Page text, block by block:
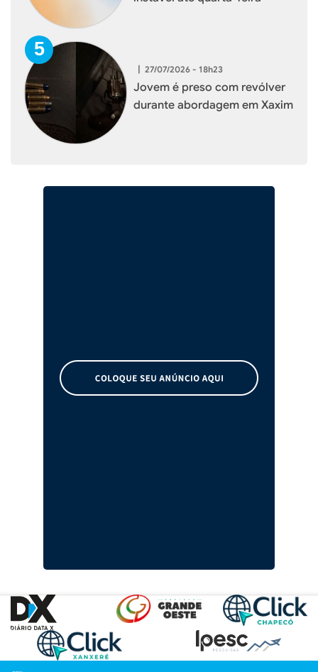
| 27/07/2026 - 18h23
Jovem é preso com revólver
durante abordagem em Xaxim